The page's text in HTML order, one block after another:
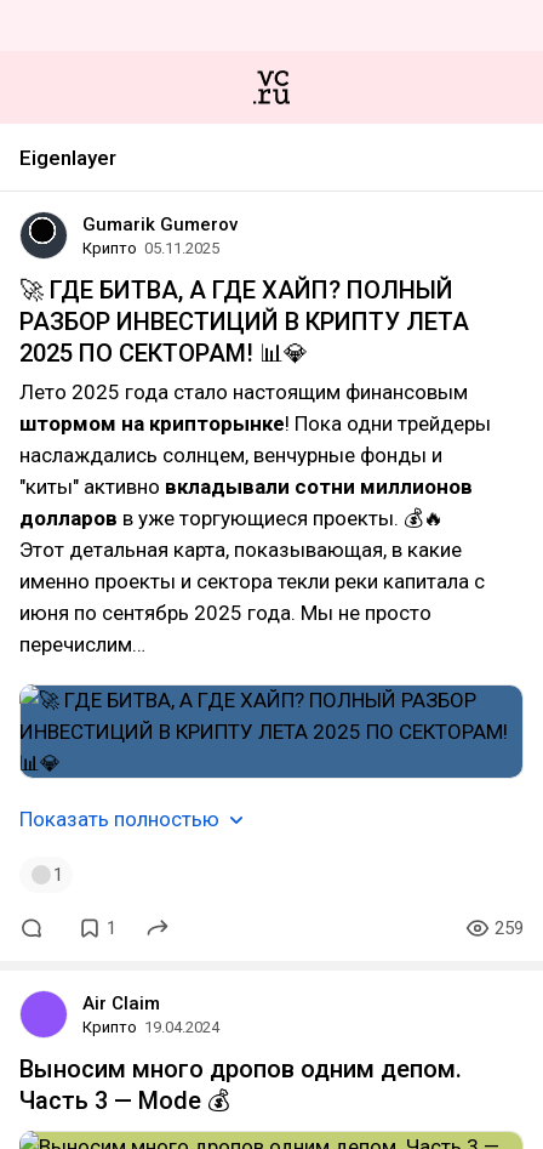
Eigenlayer
Gumarik Gumerov
Крипто 05.11.2025
🚀 ГДЕ БИТВА, А ГДЕ ХАЙП? ПОЛНЫЙ
РАЗБОР ИНВЕСТИЦИЙ В КРИПТУ ЛЕТА
2025 ПО СЕКТОРАМ! 📊💎
Лето 2025 года стало настоящим финансовым
штормом на крипторынке! Пока одни трейдеры
наслаждались солнцем, венчурные фонды и
"киты" активно вкладывали сотни миллионов
долларов в уже торгующиеся проекты. 💰🔥
Этот детальная карта, показывающая, в какие
именно проекты и сектора текли реки капитала с
июня по сентябрь 2025 года. Мы не просто
перечислим…
Показать полностью
1
1 259
Air Claim
Крипто 19.04.2024
Выносим много дропов одним депом.
Часть 3 — Mode 💰